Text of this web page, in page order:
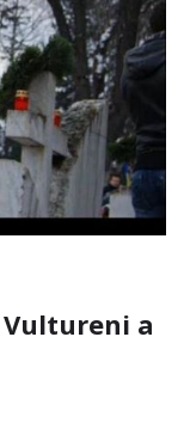
Vultureni a